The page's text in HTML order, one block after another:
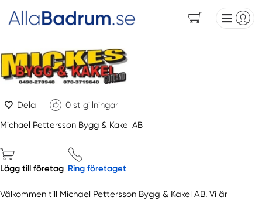
Dela 0 st gillningar
Michael Pettersson Bygg & Kakel AB
Lägg till företag Ring företaget
Välkommen till Michael Pettersson Bygg & Kakel AB. Vi är